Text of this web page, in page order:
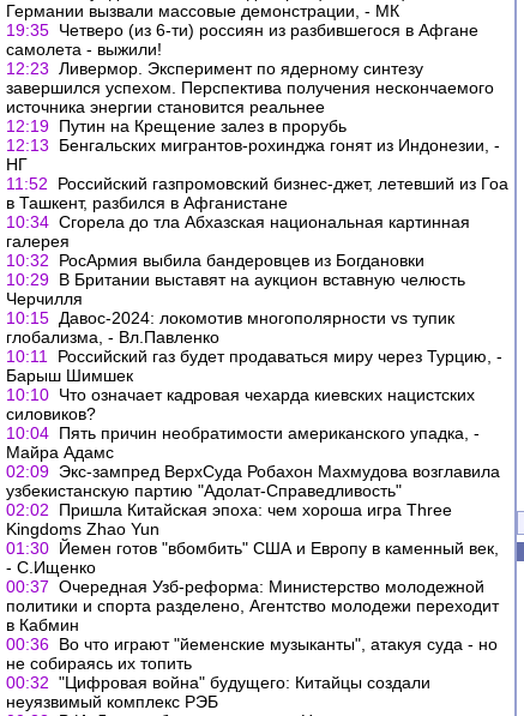
Германии вызвали массовые демонстрации, - МК
19:35 Четверо (из 6-ти) россиян из разбившегося в Афгане
самолета - выжили!
12:23 Ливермор. Эксперимент по ядерному синтезу
завершился успехом. Перспектива получения нескончаемого
источника энергии становится реальнее
12:19 Путин на Крещение залез в прорубь
12:13
Бенгальских мигрантов-рохинджа гонят из Индонезии, -
НГ
11:52
Российский газпромовский бизнес-джет, летевший из Гоа
в Ташкент, разбился в Афганистане
10:34 Сгорела до тла Абхазская национальная картинная
галерея
10:32
РосАрмия выбила бандеровцев из Богдановки
10:29 В Британии выставят на аукцион вставную челюсть
Черчилля
10:15 Давос-2024: локомотив многополярности vs тупик
глобализма, - Вл.Павленко
10:11
Российский газ будет продаваться миру через Турцию, -
Барыш Шимшек
10:10 Что означает кадровая чехарда киевских нацистских
силовиков?
10:04 Пять причин необратимости американского упадка, -
Майра Адамс
02:09 Экс-зампред ВерхСуда Робахон Махмудова возглавила
узбекистанскую партию "Адолат-Справедливость"
02:02
Пришла Китайская эпоха: чем хороша игра Three
Kingdoms Zhao Yun
01:30 Йемен готов "вбомбить" США и Европу в каменный век,
- С.Ищенко
00:37 Очередная Узб-реформа: Министерство молодежной
политики и спорта разделено, Агентство молодежи переходит
в Кабмин
00:36 Во что играют "йеменские музыканты", атакуя суда - но
не собираясь их топить
00:32 "Цифровая война" будущего: Китайцы создали
неуязвимый комплекс РЭБ